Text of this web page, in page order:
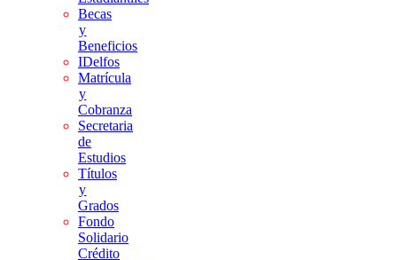
Becas
y
Beneficios
IDelfos
Matrícula
y
Cobranza
Secretaria
de
Estudios
Títulos
y
Grados
Fondo
Solidario
Crédito